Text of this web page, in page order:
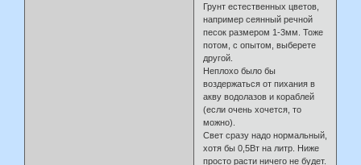
Грунт естественных цветов,
например сеянный речной
песок размером 1-3мм. Тоже
потом, с опытом, выберете
другой.
Неплохо было бы
воздержаться от пихания в
акву водолазов и кораблей
(если очень хочется, то
можно).
Свет сразу надо нормальный,
хотя бы 0,5Вт на литр. Ниже
просто расти ничего не будет.